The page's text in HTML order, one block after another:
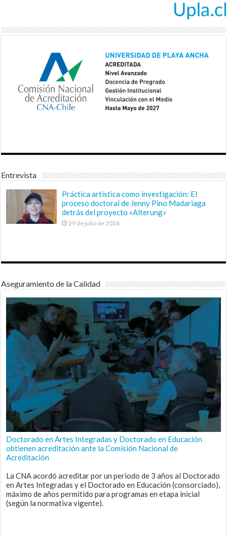
Entrevista
Práctica artística como investigación: El
proceso doctoral de Jenny Pino Madariaga
detrás del proyecto «Alterung»
29 de julio de 2026
Aseguramiento de la Calidad
Doctorado en Artes Integradas y Doctorado en Educación
obtienen acreditación ante la Comisión Nacional de
Acreditación
La CNA acordó acreditar por un periodo de 3 años al Doctorado
en Artes Integradas y el Doctorado en Educación (consorciado),
máximo de años permitido para programas en etapa inicial
(según la normativa vigente).